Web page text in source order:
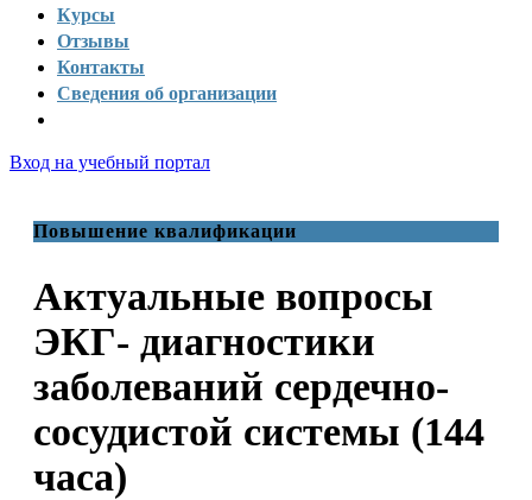
Курсы
Отзывы
Контакты
Сведения об организации
Вход на учебный портал
Повышение квалификации
Актуальные вопросы
ЭКГ- диагностики
заболеваний сердечно-
сосудистой системы (144
часа)